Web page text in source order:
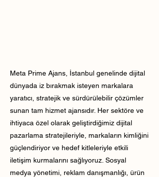
Meta Prime Ajans, İstanbul genelinde dijital
dünyada iz bırakmak isteyen markalara
yaratıcı, stratejik ve sürdürülebilir çözümler
sunan tam hizmet ajansıdır. Her sektöre ve
ihtiyaca özel olarak geliştirdiğimiz dijital
pazarlama stratejileriyle, markaların kimliğini
güçlendiriyor ve hedef kitleleriyle etkili
iletişim kurmalarını sağlıyoruz. Sosyal
medya yönetimi, reklam danışmanlığı, ürün